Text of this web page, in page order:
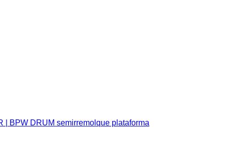
| BPW DRUM semirremolque plataforma